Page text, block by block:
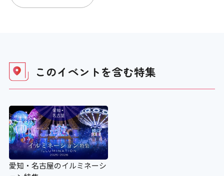
このイベントを含む特集
愛知・名古屋のイルミネーシ